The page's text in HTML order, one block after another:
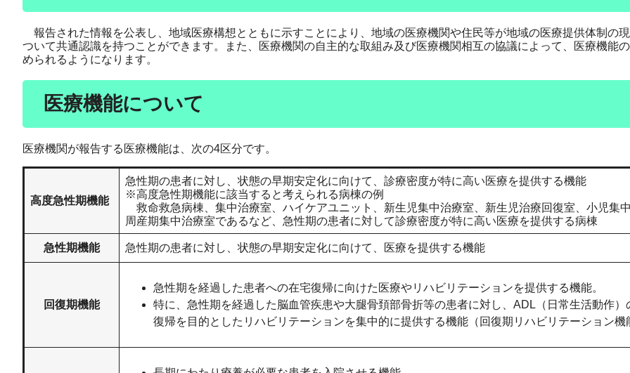
報告された情報を公表し、地域医療構想とともに示すことにより、地域の医療機関や住民等が地域の医療提供体制の
ついて共通認識を持つことができます。また、医療機関の自主的な取組み及び医療機関相互の協議によって、医療機能
められるようになります。
医療機能について
医療機関が報告する医療機能は、次の4区分です。
高度急性期機能
急性期の患者に対し、状態の早期安定化に向けて、診療密度が特に高い医療を提供する機能
※高度急性期機能に該当すると考えられる病棟の例
救命救急病棟、集中治療室、ハイケアユニット、新生児集中治療室、新生児治療回復室、小児集
周産期集中治療室であるなど、急性期の患者に対して診療密度が特に高い医療を提供する病棟
急性期機能 急性期の患者に対し、状態の早期安定化に向けて、医療を提供する機能
回復期機能
急性期を経過した患者への在宅復帰に向けた医療やリハビリテーションを提供する機能。
特に、急性期を経過した脳血管疾患や大腿骨頚部骨折等の患者に対し、ADL（日常生活動作）
復帰を目的としたリハビリテーションを集中的に提供する機能（回復期リハビリテーション機